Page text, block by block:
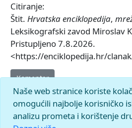
Citiranje:
Štit. Hrvatska enciklopedija,
Leksikografski zavod Miroslav
Pristupljeno 7.8.2026.
<https://enciklopedija.hr/
Komentar
Naše web stranice koriste
omogućili najbolje korisničko
analizu prometa i korištenje